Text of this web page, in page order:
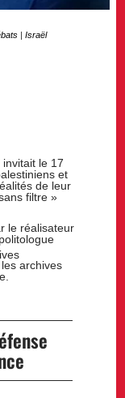
|Israël
invitait le 17
et
de leur
filtre »
le réalisateur
archives